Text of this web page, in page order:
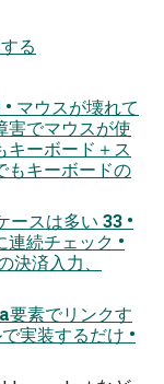
る
マウスが壊れて
害でマウスが使
キーボード＋ス
もキーボードの
ースは多い 33 •
連続チェック •
決済入力、
要素でリンクす
実装するだけ •